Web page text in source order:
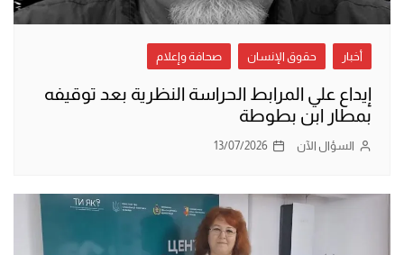
أخبار حقوق الإنسان صحافة وإعلام
إيداع علي المرابط الحراسة النظرية بعد توقيفه
بمطار ابن بطوطة
السؤال الآن 13/07/2026